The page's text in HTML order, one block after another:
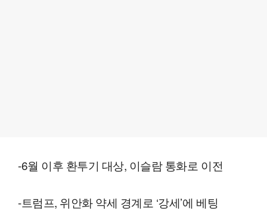
-6월 이후 환투기 대상, 이슬람 통화로 이전
-트럼프, 위안화 약세 경계로 ‘강세’에 베팅